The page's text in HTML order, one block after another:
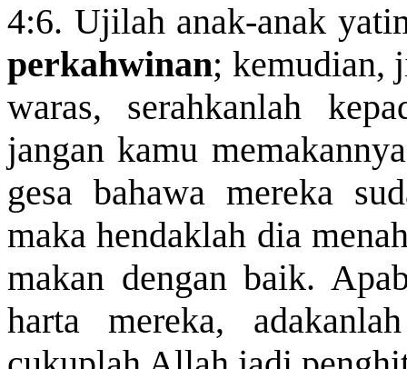
4:6. Ujilah anak-anak
perkahwinan; kemudian,
waras, serahkanlah
jangan kamu
gesa bahawa mereka
maka hendaklah dia
makan dengan baik.
harta mereka,